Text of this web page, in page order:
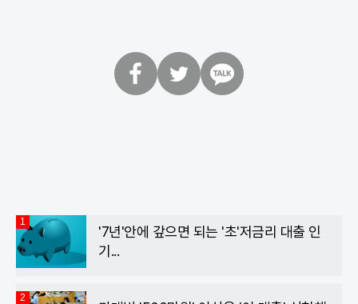
1
'7년'안에 갚으면 되는 '초'저금리 대출 인
기...
2